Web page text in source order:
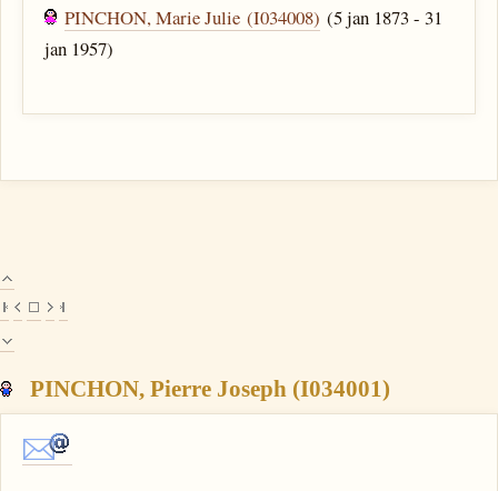
PINCHON, Marie Julie (I034008) (5 jan 1873 - 31
jan 1957)
PINCHON, Pierre Joseph (I034001)